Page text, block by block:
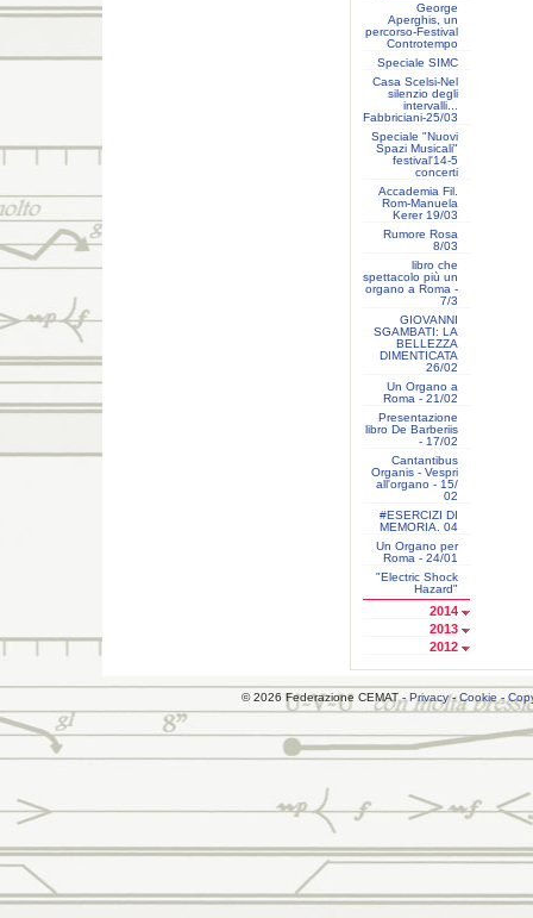
George
Aperghis, un
percorso-Festival
Controtempo
Speciale SIMC
Casa Scelsi-Nel
silenzio degli
intervalli...
Fabbriciani-25/03
Speciale "Nuovi
Spazi Musicali"
festival'14-5
concerti
Accademia Fil.
Rom-Manuela
Kerer 19/03
Rumore Rosa
8/03
libro che
spettacolo più un
organo a Roma -
7/3
GIOVANNI
SGAMBATI: LA
BELLEZZA
DIMENTICATA
26/02
Un Organo a
Roma - 21/02
Presentazione
libro De Barberiis
- 17/02
Cantantibus
Organis - Vespri
all'organo - 15/
02
#ESERCIZI DI
MEMORIA. 04
Un Organo per
Roma - 24/01
"Electric Shock
Hazard"
2014
2013
2012
© 2026 Federazione CEMAT - Privacy-Cookie -